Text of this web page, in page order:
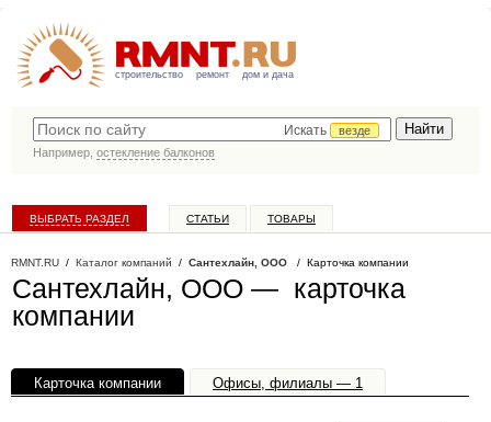
строительство ремонт дом и дача
Искать
везде
Например, остекление балконов
ВЫБРАТЬ РАЗДЕЛ СТАТЬИ ТОВАРЫ
RMNT.RU / Каталог компаний / Сантехлайн, ООО / Карточка компании
Сантехлайн, ООО — карточка
компании
Карточка компании Офисы, филиалы — 1